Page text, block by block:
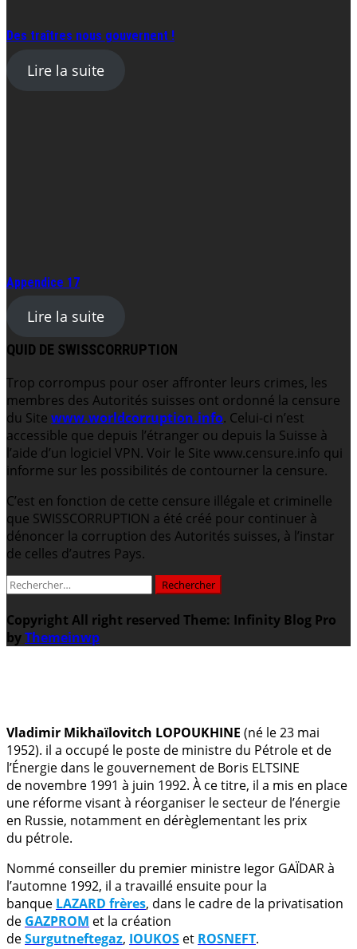
Des traîtres nous gouvernent !
Lire la suite
Appendice 17
Lire la suite
QUID DE SWISSCORRUPTION
Trop corrompus pour oser affronter leurs crimes, les
membres des Autorités suisses ont ordonné la censure
du Site www.worldcorruption.info. Celui-ci n’est
accessible que depuis l’étranger ou depuis la Suisse à
l’aide d’un logiciel VPN. Voir le Site www.censure.info qui
informe sur les possibilités de contourner la censure.
C’est en fonction de cette censure illégale et criminelle
que SWISSCORRUPTION a été créé pour continuer à
dénoncer la corruption des Autorités suisses, à l’instar
de celles d’autres Pays.
Rechercher :
Copyright All right reserved Theme: Infinity Blog Pro
byThemeinwp
Vladimir Mikhaïlovitch LOPOUKHINE (né le 23 mai
1952). il a occupé le poste de ministre du Pétrole et de
l’Énergie dans le gouvernement de Boris ELTSINE
de novembre 1991 à juin 1992. À ce titre, il a mis en place
une réforme visant à réorganiser le secteur de l’énergie
en Russie, notamment en dérèglementant les prix
du pétrole.
Nommé conseiller du premier ministre Iegor GAÏDAR à
l’automne 1992, il a travaillé ensuite pour la
banque LAZARD frères, dans le cadre de la privatisation
de GAZPROM et la création
deSurgutneftegaz, IOUKOS et ROSNEFT.